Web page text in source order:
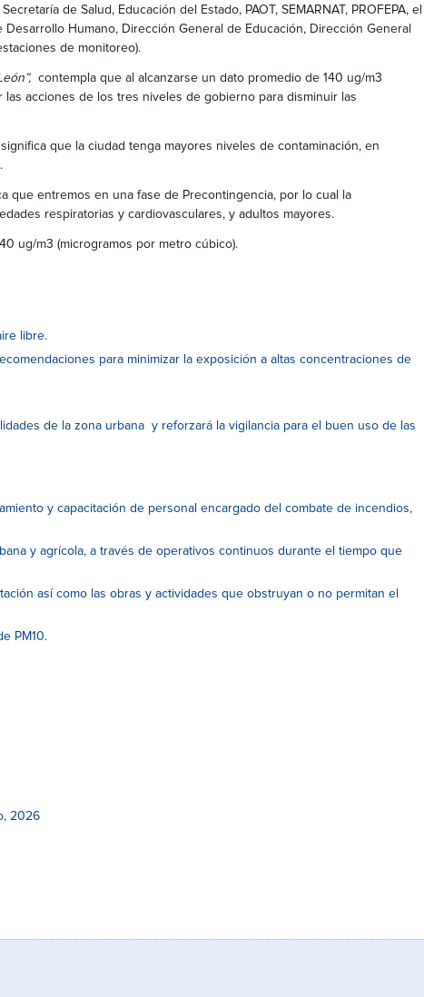
de Salud, Educación del Estado, PAOT, SEMARNAT, PROFEPA, el
Humano, Dirección General de Educación, Dirección General
de monitoreo).
contempla que al alcanzarse un dato promedio de 140 ug/m3
acciones de los tres niveles de gobierno para disminuir las
que la ciudad tenga mayores niveles de contaminación, en
que entremos en una fase de Precontingencia, por lo cual la
respiratorias y cardiovasculares, y adultos mayores.
ug/m3 (microgramos por metro cúbico).
libre.
para minimizar la exposición a altas concentraciones de
de la zona urbana y reforzará la vigilancia para el buen uso de las
y capacitación de personal encargado del combate de incendios,
y agrícola, a través de operativos continuos durante el tiempo que
así como las obras y actividades que obstruyan o no permitan el
PM10.
2026